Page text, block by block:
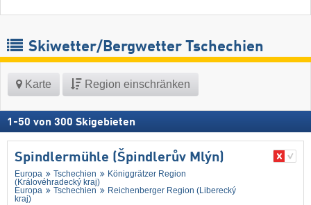
Skiwetter/Bergwetter Tschechien
Karte Region einschränken
1 -50 von 300 Skigebieten
Spindlermühle (Špindlerův Mlýn)
Europa Tschechien
Königgrätzer Region
(Královéhradecký kraj)
Europa
Tschechien
Reichenberger Region (Liberecký
kraj)